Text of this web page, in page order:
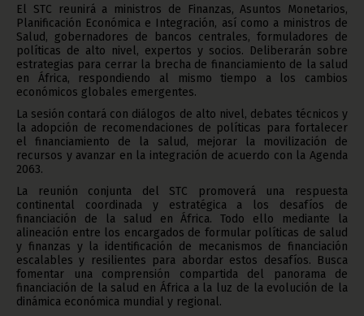
El STC reunirá a ministros de Finanzas, Asuntos Monetarios,
Planificación Económica e Integración, así como a ministros de
Salud, gobernadores de bancos centrales, formuladores de
políticas de alto nivel, expertos y socios. Deliberarán sobre
estrategias para cerrar la brecha de financiamiento de la salud
en África, respondiendo al mismo tiempo a los cambios
económicos globales emergentes.
La sesión contará con diálogos de alto nivel, debates técnicos y
la adopción de recomendaciones de políticas para fortalecer
el financiamiento de la salud, mejorar la movilización de
recursos y avanzar en la integración de acuerdo con la Agenda
2063.
La reunión conjunta del STC promoverá una respuesta
continental coordinada y estratégica a los desafíos de
financiación de la salud en África. Todo ello mediante la
alineación entre los encargados de formular políticas de salud
y finanzas y la identificación de mecanismos de financiación
escalables y resilientes para abordar estos desafíos. Busca
fomentar una comprensión compartida del panorama de
financiación de la salud en África a la luz de la evolución de la
dinámica económica mundial y regional.